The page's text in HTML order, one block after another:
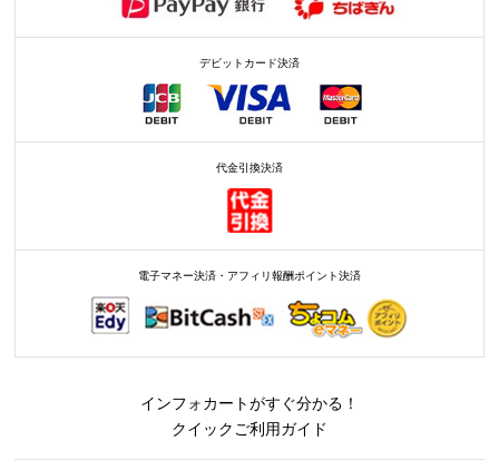
デビットカード決済
代金引換決済
電子マネー決済・アフィリ報酬ポイント決済
インフォカートがすぐ分かる！
クイックご利用ガイド